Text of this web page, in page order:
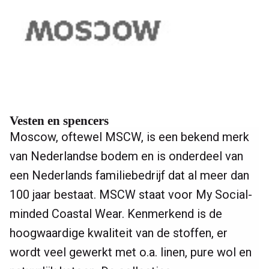
Vesten en spencers
Moscow, oftewel MSCW, is een bekend merk
van Nederlandse bodem en is onderdeel van
een Nederlands familiebedrijf dat al meer dan
100 jaar bestaat. MSCW staat voor My Social-
minded Coastal Wear. Kenmerkend is de
hoogwaardige kwaliteit van de stoffen, er
wordt veel gewerkt met o.a. linen, pure wol en